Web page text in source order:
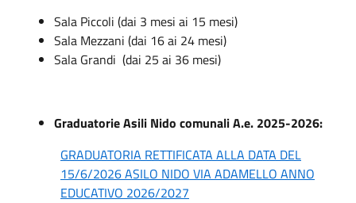
Sala Piccoli (dai 3 mesi ai 15 mesi)
Sala Mezzani (dai 16 ai 24 mesi)
Sala Grandi (dai 25 ai 36 mesi)
Graduatorie Asili Nido comunali A.e. 2025-2026:
GRADUATORIA RETTIFICATA ALLA DATA DEL
15/6/2026 ASILO NIDO VIA ADAMELLO ANNO
EDUCATIVO 2026/2027